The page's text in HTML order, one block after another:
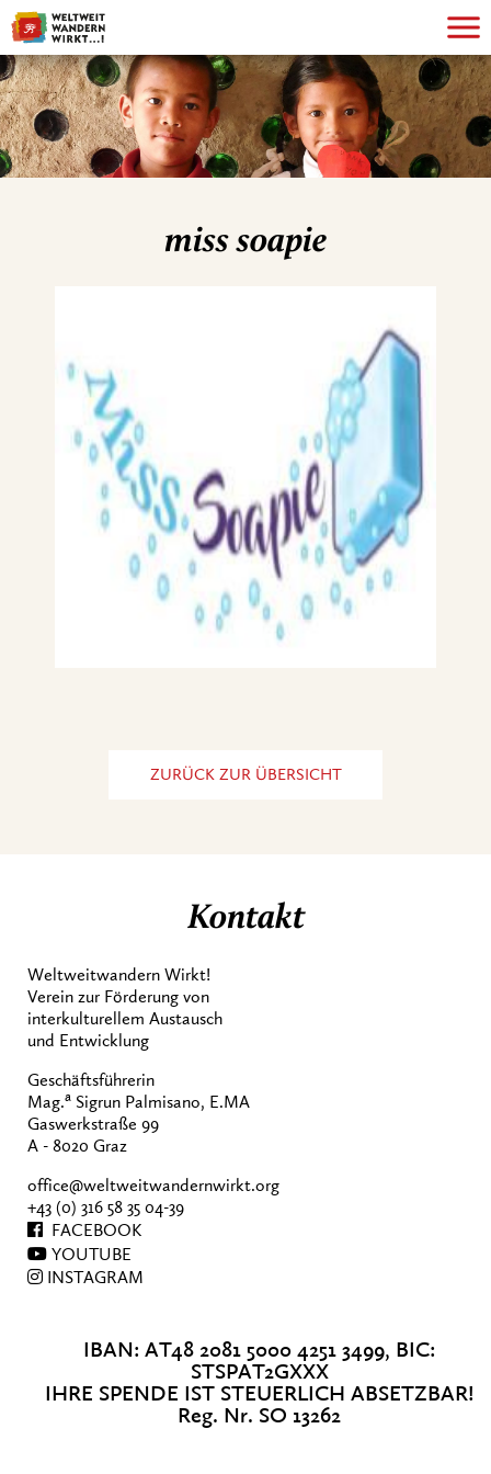
miss soapie
ZURÜCK ZUR ÜBERSICHT
Kontakt
Weltweitwandern Wirkt!
Verein zur Förderung von
interkulturellem Austausch
und Entwicklung
Geschäftsführerin
Mag.a Sigrun Palmisano, E.MA
Gaswerkstraße 99
A - 8020 Graz
office@weltweitwandernwirkt.org
+43 (0) 316 58 35 04-39
FACEBOOK
YOUTUBE
INSTAGRAM
IBAN: AT48 2081 5000 4251 3499, BIC:
STSPAT2GXXX
IHRE SPENDE IST STEUERLICH ABSETZBAR!
Reg. Nr. SO 13262